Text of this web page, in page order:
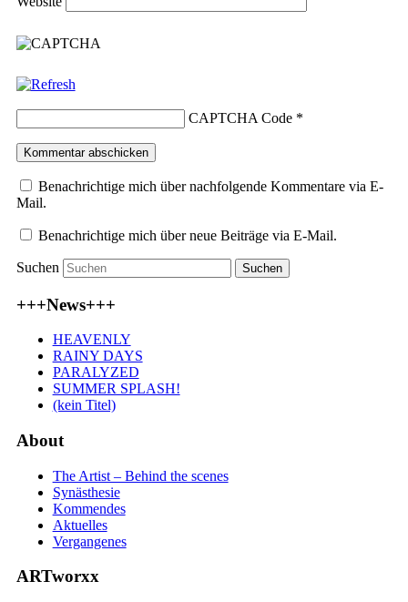
CAPTCHA Code*
Benachrichtige mich über nachfolgende Kommentare via E-
Mail.
Benachrichtige mich über neue Beiträge via E-Mail.
Suchen
+++News+++
HEAVENLY
RAINY DAYS
PARALYZED
SUMMER SPLASH!
(kein Titel)
About
The Artist – Behind the scenes
Synästhesie
Kommendes
Aktuelles
Vergangenes
ARTworxx